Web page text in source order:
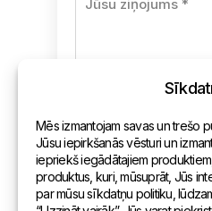
Apmaksa un
Vispārēja
Mēs izmantojam savas un trešo
Jūsu iepirkšanās vēsturi un
iepriekš iegādātajiem
produktus, kuri, mūsuprāt, Jūs
par mūsu sīkdatņu politiku,